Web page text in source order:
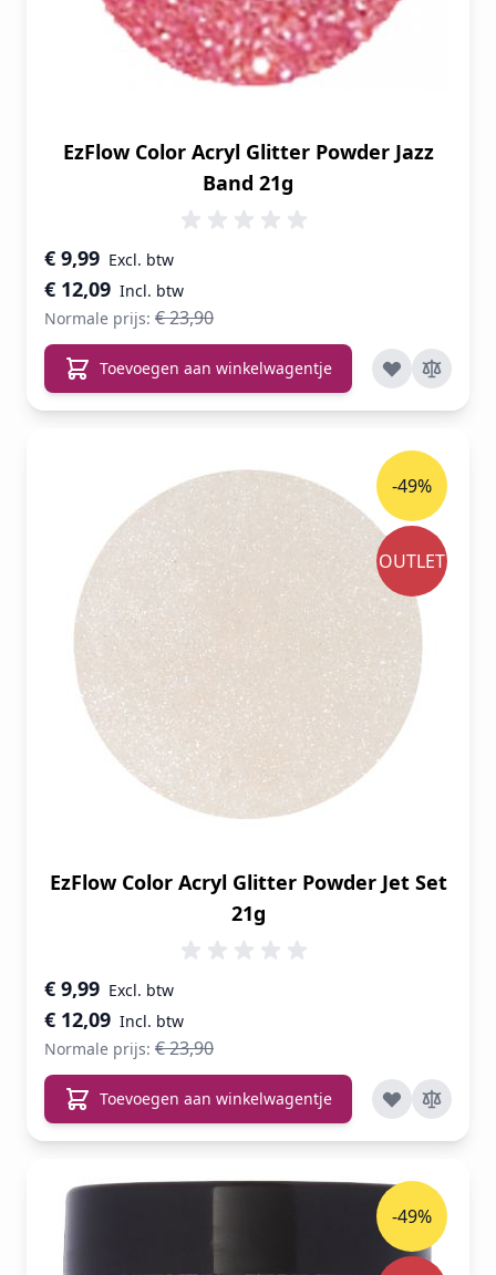
EzFlow Color Acryl Glitter Powder Jazz
Band 21g
Speciale prijs
€ 12,09
€ 9,99
Normale prijs: € 23,90
Toevoegen aan winkelwagentje
EzFlow Color Acryl Glitter Powder Jet Set
21g
Speciale prijs
€ 12,09
€ 9,99
Normale prijs: € 23,90
-49%
OUTLET
Toevoegen aan winkelwagentje
-49%